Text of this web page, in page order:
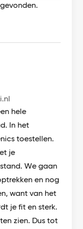
hele
In het
toestellen.
je
We gaan
en nog
want van het
je fit en sterk.
zien. Dus tot